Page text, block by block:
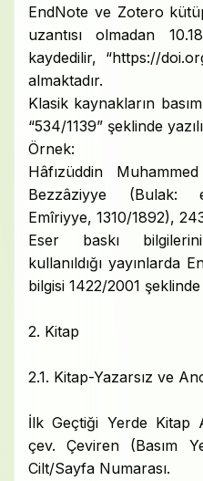
EndNote ve Zotero
uzantısı olmadan
kaydedilir, “https://
almaktadır.
Klasik kaynakların
“534/1139” şeklinde
Örnek:
Hâfızüddin
Bezzâziyye (Bulak:
Emîriyye, 1310/1892),
Eser baskı
kullanıldığı yayınlarda
bilgisi 1422/2001 şeklinde
2. Kitap
2.1. Kitap-Yazarsız ve
İlk Geçtiği Yerde Kitap
çev. Çeviren (Basım
Cilt/Sayfa Numarası.